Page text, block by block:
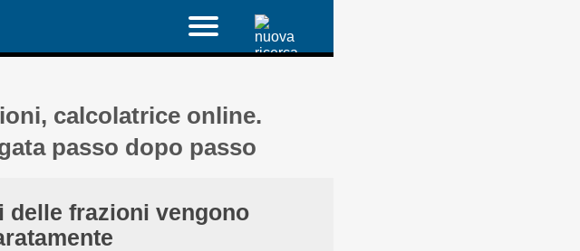
calcolatrice online.
passo dopo passo
delle frazioni vengono